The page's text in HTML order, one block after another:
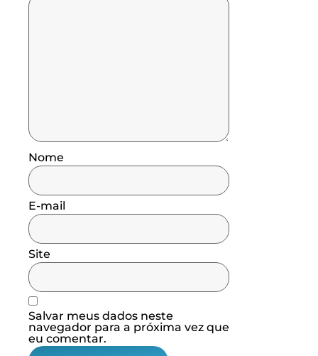
Nome
E-mail
Site
Salvar meus dados neste
navegador para a próxima vez que
eu comentar.